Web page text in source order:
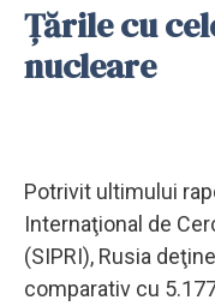
Țările cu
nucleare
Potrivit ultimului
Internaţional de
(SIPRI), Rusia
comparativ cu